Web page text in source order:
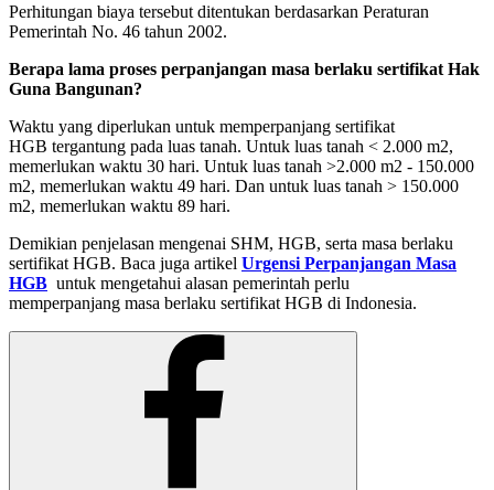
Perhitungan biaya tersebut ditentukan berdasarkan Peraturan
Pemerintah No. 46 tahun 2002.
Berapa lama proses perpanjangan masa berlaku sertifikat Hak
Guna Bangunan?
Waktu yang diperlukan untuk memperpanjang sertifikat
HGB tergantung pada luas tanah. Untuk luas tanah < 2.000 m2,
memerlukan waktu 30 hari. Untuk luas tanah >2.000 m2 - 150.000
m2, memerlukan waktu 49 hari. Dan untuk luas tanah > 150.000
m2, memerlukan waktu 89 hari.
Demikian penjelasan mengenai SHM, HGB, serta masa berlaku
sertifikat HGB. Baca juga artikel Urgensi Perpanjangan Masa
HGB untuk mengetahui alasan pemerintah perlu
memperpanjang masa berlaku sertifikat HGB di Indonesia.